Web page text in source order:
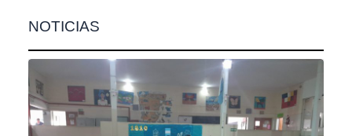
NOTICIAS